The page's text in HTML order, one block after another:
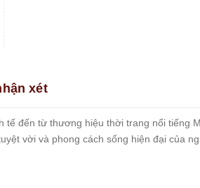
xét
đến từ thương hiệu thời trang nổi tiếng
vời và phong cách sống hiện đại của